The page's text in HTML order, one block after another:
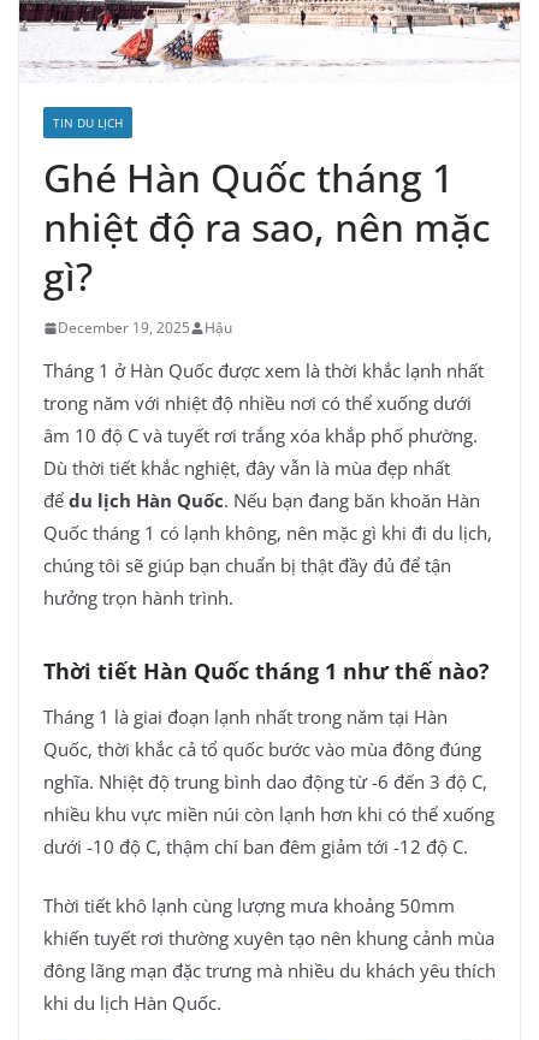
TIN DU LỊCH
Ghé Hàn Quốc tháng 1
nhiệt độ ra sao, nên mặc
gì?
December 19, 2025 Hậu
Tháng 1 ở Hàn Quốc được xem là thời khắc lạnh nhất
trong năm với nhiệt độ nhiều nơi có thể xuống dưới
âm 10 độ C và tuyết rơi trắng xóa khắp phố phường.
Dù thời tiết khắc nghiệt, đây vẫn là mùa đẹp nhất
để du lịch Hàn Quốc. Nếu bạn đang băn khoăn Hàn
Quốc tháng 1 có lạnh không, nên mặc gì khi đi du lịch,
chúng tôi sẽ giúp bạn chuẩn bị thật đầy đủ để tận
hưởng trọn hành trình.
Thời tiết Hàn Quốc tháng 1 như thế nào?
Tháng 1 là giai đoạn lạnh nhất trong năm tại Hàn
Quốc, thời khắc cả tổ quốc bước vào mùa đông đúng
nghĩa. Nhiệt độ trung bình dao động từ -6 đến 3 độ C,
nhiều khu vực miền núi còn lạnh hơn khi có thể xuống
dưới -10 độ C, thậm chí ban đêm giảm tới -12 độ C.
Thời tiết khô lạnh cùng lượng mưa khoảng 50mm
khiến tuyết rơi thường xuyên tạo nên khung cảnh mùa
đông lãng mạn đặc trưng mà nhiều du khách yêu thích
khi du lịch Hàn Quốc.